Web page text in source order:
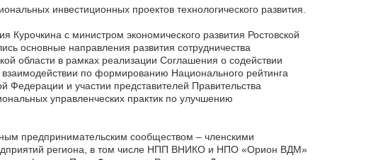
инвестиционных проектов технологического развития.
с министром экономического развития Ростовской
основные направления развития сотрудничества
области в рамках реализации Соглашения о содействии
по формированию Национального рейтинга
Федерации и участии представителей Правительства
управленческих практик по улучшению
предпринимательским сообществом – членскими
региона, в том числе НПП ВНИКО и НПО «Орион ВДМ»